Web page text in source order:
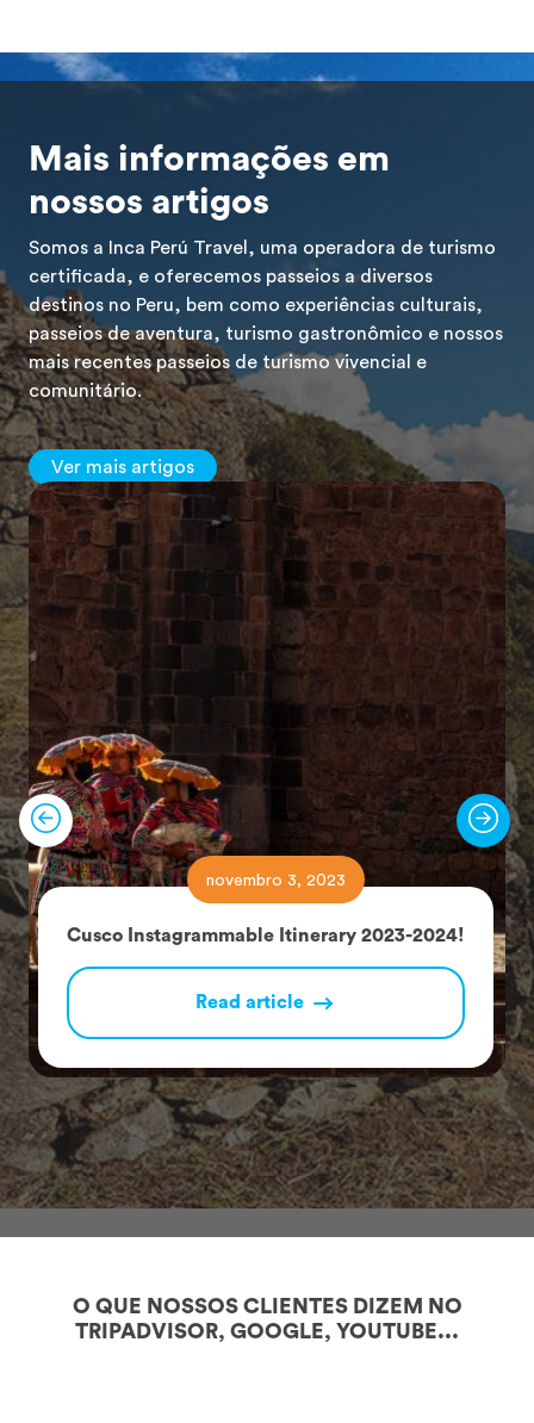
Mais informações em
nossos artigos
Somos a Inca Perú Travel, uma operadora de turismo
certificada, e oferecemos passeios a diversos
destinos no Peru, bem como experiências culturais,
passeios de aventura, turismo gastronômico e nossos
mais recentes passeios de turismo vivencial e
comunitário.
Ver mais artigos
novembro 3, 2023
Cusco Instagrammable Itinerary 2023-2024!
Read article
O QUE NOSSOS CLIENTES DIZEM NO
TRIPADVISOR, GOOGLE, YOUTUBE...